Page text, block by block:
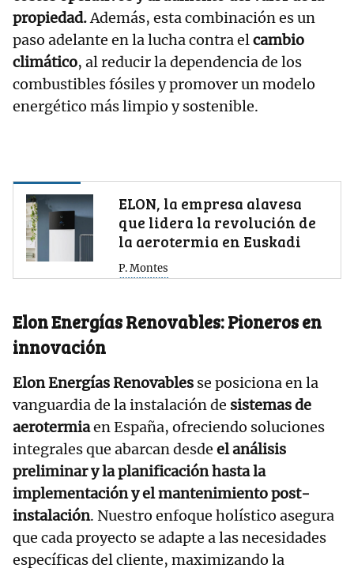
propiedad.Además, esta combinación es un
paso adelante en la lucha contra elcambio
climático, al reducir la dependencia de los
combustibles fósiles y promover un modelo
energético más limpio y sostenible.
ELON, la empresa alavesa
que lidera la revolución de
la aerotermia en Euskadi
P. Montes
Elon Energías Renovables: Pioneros en
innovación
Elon Energías Renovables se posiciona en la
vanguardia de la instalación de sistemas de
aerotermiaen España, ofreciendo soluciones
integrales que abarcan desde el análisis
preliminar y la planificación hasta la
implementación y el mantenimiento post-
instalación. Nuestro enfoque holístico asegura
que cada proyecto se adapte a las necesidades
específicas del cliente, maximizando la